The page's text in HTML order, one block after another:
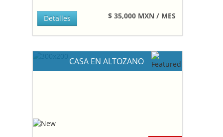
$ 35,000 MXN / MES
Detalles
CASA EN ALTOZANO